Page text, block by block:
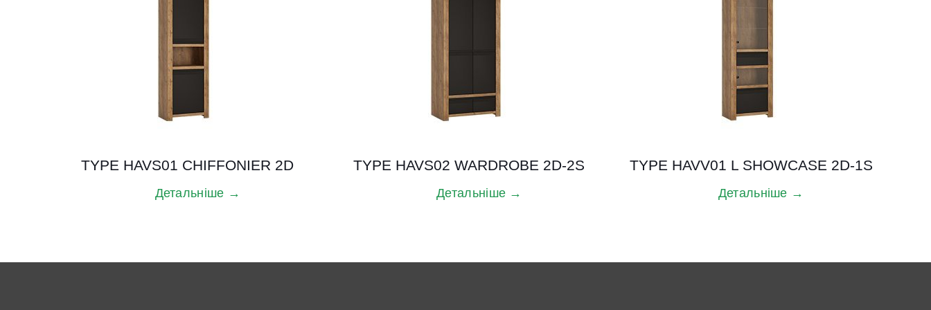
TYPE HAVS01 CHIFFONIER 2D
Детальніше →
TYPE HAVS02 WARDROBE 2D-2S
Детальніше →
TYPE HAVV01 L SHOWCASE 2D-1S
Детальніше →